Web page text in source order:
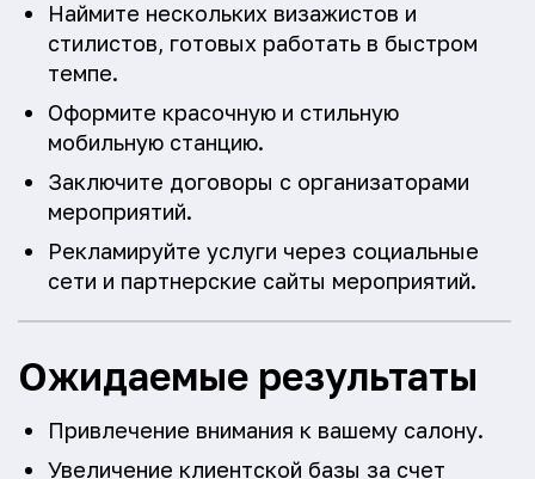
Наймите нескольких визажистов и
стилистов, готовых работать в быстром
темпе.
Оформите красочную и стильную
мобильную станцию.
Заключите договоры с организаторами
мероприятий.
Рекламируйте услуги через социальные
сети и партнерские сайты мероприятий.
Ожидаемые результаты
Привлечение внимания к вашему салону.
Увеличение клиентской базы за счет